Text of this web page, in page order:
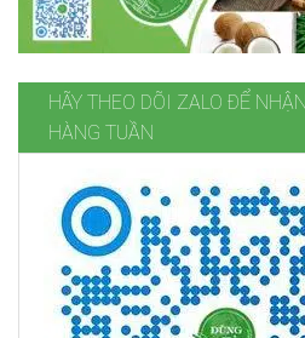
HÃY THEO DÕI ZALO ĐỂ
HÀNG TUẦN